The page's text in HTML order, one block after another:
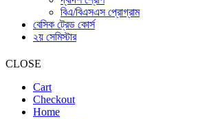
বিএ/বিএসএস প্রোগ্রাম
বেসিক ট্রেড কোর্স
২য় সেমিস্টার
CLOSE
Cart
Checkout
Home